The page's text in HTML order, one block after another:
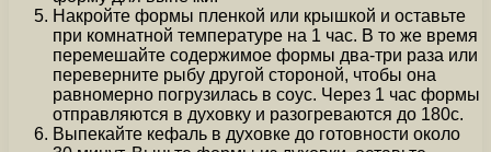
Накройте формы пленкой или крышкой и оставьте
при комнатной температуре на 1 час. В то же время
перемешайте содержимое формы два-три раза или
переверните рыбу другой стороной, чтобы она
равномерно погрузилась в соус. Через 1 час формы
отправляются в духовку и разогреваются до 180c.
Выпекайте кефаль в духовке до готовности около